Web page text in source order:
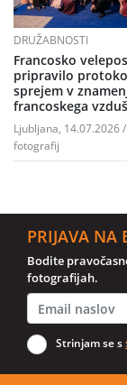
DRUŽABNOSTI
Francosko
pripravilo
sprejem v
francoskega
Ljubljana, 14.07.2026
fotografij
PRIJAVA NA
Bodite
fotografijah.
Strinjam se s